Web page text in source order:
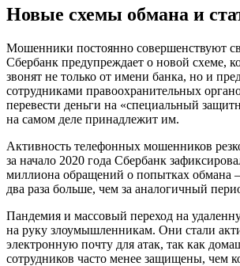
Новые схемы обмана и
Мошенники постоянно совершенствуют
Сбербанк предупреждает о новой схеме,
звонят не только от имени банка, но и
сотрудниками правоохранительных
перевести деньги на «специальный
на самом деле принадлежит им.
Активность телефонных мошенников
за начало 2020 года Сбербанк
миллиона обращений о попытках обмана
два раза больше, чем за аналогичный
Пандемия и массовый переход на
на руку злоумышленникам. Они стали
электронную почту для атак, так как
сотрудников часто менее защищены, чем